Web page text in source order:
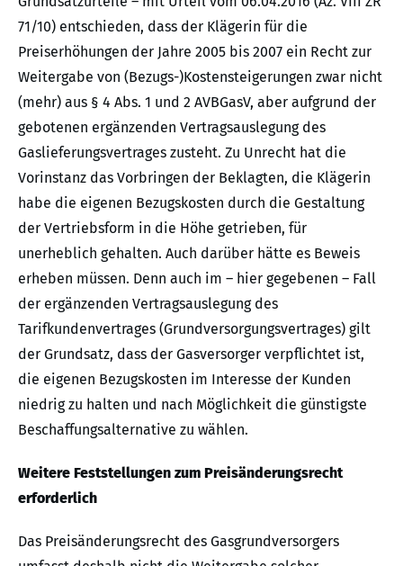
71/10) entschieden, dass der Klägerin für die
Preiserhöhungen der Jahre 2005 bis 2007 ein Recht zur
Weitergabe von (Bezugs-)Kostensteigerungen zwar nicht
(mehr) aus § 4 Abs. 1 und 2 AVBGasV, aber aufgrund der
gebotenen ergänzenden Vertragsauslegung des
Gaslieferungsvertrages zusteht. Zu Unrecht hat die
Vorinstanz das Vorbringen der Beklagten, die Klägerin
habe die eigenen Bezugskosten durch die Gestaltung
der Vertriebsform in die Höhe getrieben, für
unerheblich gehalten. Auch darüber hätte es Beweis
erheben müssen. Denn auch im – hier gegebenen – Fall
der ergänzenden Vertragsauslegung des
Tarifkundenvertrages (Grundversorgungsvertrages) gilt
der Grundsatz, dass der Gasversorger verpflichtet ist,
die eigenen Bezugskosten im Interesse der Kunden
niedrig zu halten und nach Möglichkeit die günstigste
Beschaffungsalternative zu wählen.
Weitere Feststellungen zum Preisänderungsrecht
erforderlich
Das Preisänderungsrecht des Gasgrundversorgers